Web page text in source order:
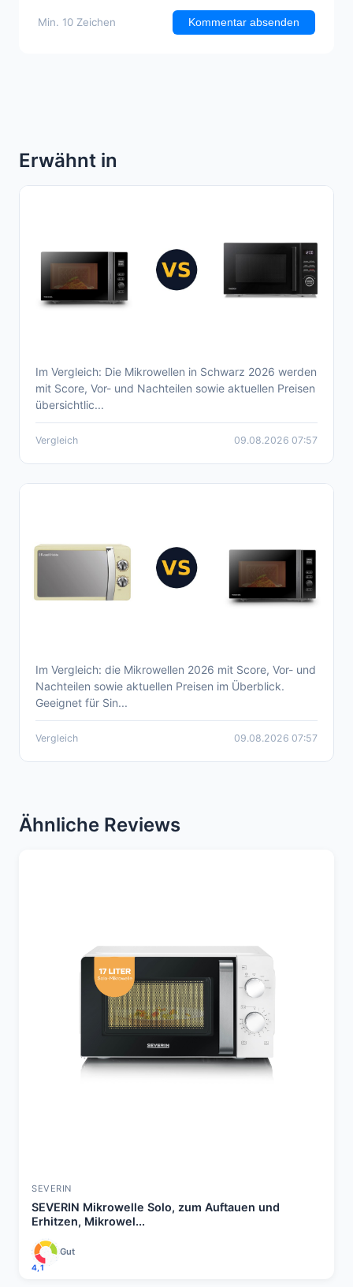
Min. 10 Zeichen Kommentar absenden
Erwähnt in
Aktueller Mikrowellen Schwarz Vergleich
2026
Im Vergleich: Die Mikrowellen in Schwarz 2026 werden
mit Score, Vor- und Nachteilen sowie aktuellen Preisen
übersichtlic...
Vergleich 09.08.2026 07:57
Aktueller Mikrowellen Vergleich 2026 – Top
Modelle im Überblick
Im Vergleich: die Mikrowellen 2026 mit Score, Vor- und
Nachteilen sowie aktuellen Preisen im Überblick.
Geeignet für Sin...
Vergleich 09.08.2026 07:57
Ähnliche Reviews
SEVERIN
SEVERIN Mikrowelle Solo, zum Auftauen und
Erhitzen, Mikrowel...
4,1
Gut